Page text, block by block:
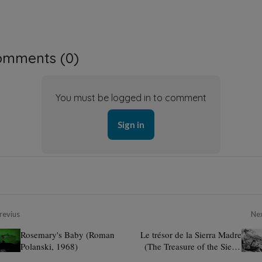
(0)
You must be logged in to comment
Sign in
Rosemary's Baby (Roman
Polanski, 1968)
Le trésor de la Sierra Madre
(The Treasure of the Sierra